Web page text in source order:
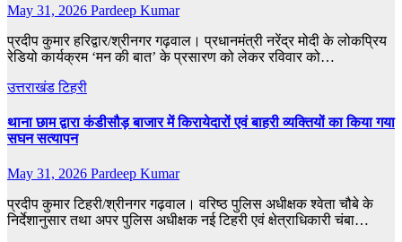
May 31, 2026 Pardeep Kumar
प्रदीप कुमार हरिद्वार/श्रीनगर गढ़वाल। प्रधानमंत्री नरेंद्र मोदी के लोकप्रिय
रेडियो कार्यक्रम ‘मन की बात’ के प्रसारण को लेकर रविवार को…
उत्तराखंडटिहरी
थाना छाम द्वारा कंडीसौड़ बाजार में किरायेदारों एवं बाहरी व्यक्तियों का किया गया
सघन सत्यापन
May 31, 2026 Pardeep Kumar
प्रदीप कुमार टिहरी/श्रीनगर गढ़वाल। वरिष्ठ पुलिस अधीक्षक श्वेता चौबे के
निर्देशानुसार तथा अपर पुलिस अधीक्षक नई टिहरी एवं क्षेत्राधिकारी चंबा…